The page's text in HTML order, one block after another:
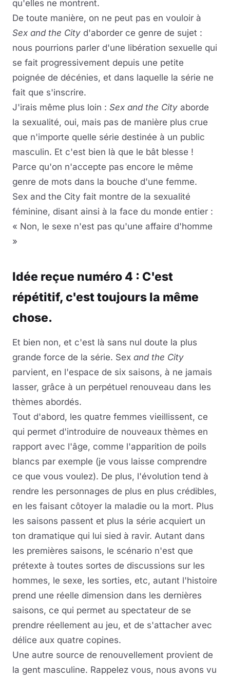
qu'elles ne montrent.
De toute manière, on ne peut pas en vouloir à
Sex and the City d'aborder ce genre de sujet :
nous pourrions parler d'une libération sexuelle qui
se fait progressivement depuis une petite
poignée de décénies, et dans laquelle la série ne
fait que s'inscrire.
J'irais même plus loin : Sex and the City aborde
la sexualité, oui, mais pas de manière plus crue
que n'importe quelle série destinée à un public
masculin. Et c'est bien là que le bât blesse !
Parce qu'on n'accepte pas encore le même
genre de mots dans la bouche d'une femme.
Sex and the City fait montre de la sexualité
féminine, disant ainsi à la face du monde entier :
« Non, le sexe n'est pas qu'une affaire d'homme
»
Idée reçue numéro 4 : C'est
répétitif, c'est toujours la même
chose.
Et bien non, et c'est là sans nul doute la plus
grande force de la série. Sex and the City
parvient, en l'espace de six saisons, à ne jamais
lasser, grâce à un perpétuel renouveau dans les
thèmes abordés.
Tout d'abord, les quatre femmes vieillissent, ce
qui permet d'introduire de nouveaux thèmes en
rapport avec l'âge, comme l'apparition de poils
blancs par exemple (je vous laisse comprendre
ce que vous voulez). De plus, l'évolution tend à
rendre les personnages de plus en plus crédibles,
en les faisant côtoyer la maladie ou la mort. Plus
les saisons passent et plus la série acquiert un
ton dramatique qui lui sied à ravir. Autant dans
les premières saisons, le scénario n'est que
prétexte à toutes sortes de discussions sur les
hommes, le sexe, les sorties, etc, autant l'histoire
prend une réelle dimension dans les dernières
saisons, ce qui permet au spectateur de se
prendre réellement au jeu, et de s'attacher avec
délice aux quatre copines.
Une autre source de renouvellement provient de
la gent masculine. Rappelez vous, nous avons vu